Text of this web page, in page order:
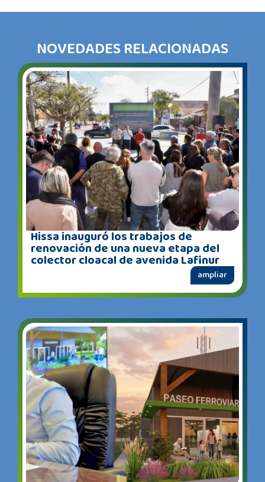
NOVEDADES RELACIONADAS
Hissa inauguró los trabajos de
renovación de una nueva etapa del
colector cloacal de avenida Lafinur
ampliar